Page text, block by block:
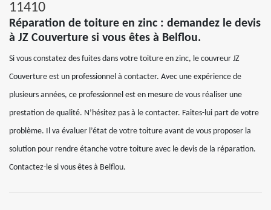
11410
Réparation de toiture en zinc : demandez le devis
à JZ Couverture si vous êtes à Belflou.
Si vous constatez des fuites dans votre toiture en zinc, le couvreur JZ
Couverture est un professionnel à contacter. Avec une expérience de
plusieurs années, ce professionnel est en mesure de vous réaliser une
prestation de qualité. N’hésitez pas à le contacter. Faites-lui part de votre
problème. Il va évaluer l’état de votre toiture avant de vous proposer la
solution pour rendre étanche votre toiture avec le devis de la réparation.
Contactez-le si vous êtes à Belflou.